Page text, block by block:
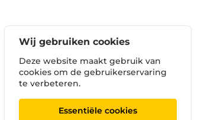
Wij gebruiken cookies
Deze website maakt gebruik van
cookies om de gebruikerservaring
te verbeteren.
Essentiële cookies